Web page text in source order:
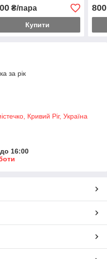
₴/пара
Купити
800
за рік
Кривий Ріг, Україна
16:00